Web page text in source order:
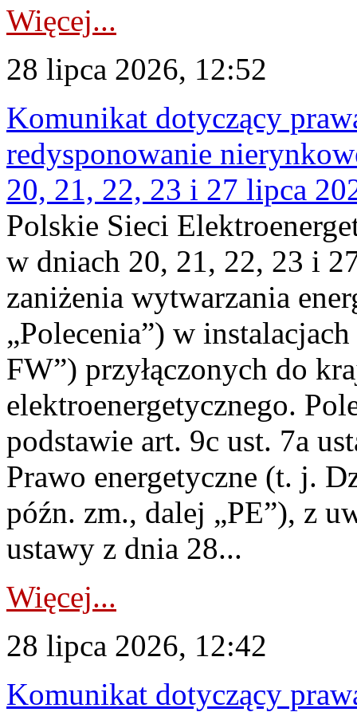
Więcej...
28 lipca 2026, 12:52
Komunikat dotyczący
redysponowanie
20, 21, 22, 23 i 27 lipca
Polskie Sieci
w dniach 20, 21, 22, 23 i
zaniżenia wytwarzania
„Polecenia”) w
FW”) przyłączonych do
elektroenergetycznego.
podstawie art. 9c ust. 7a
Prawo energetyczne (t. j.
późn. zm., dalej „PE”), z
ustawy z dnia 28...
Więcej...
28 lipca 2026, 12:42
Komunikat dotyczący